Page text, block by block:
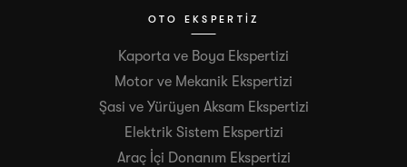
OTO EKSPERTIZ
Kaporta ve Boya Ekspertizi
Motor ve Mekanik Ekspertizi
Şasi ve Yürüyen Aksam Ekspertizi
Elektrik Sistem Ekspertizi
Araç İçi Donanım Ekspertizi